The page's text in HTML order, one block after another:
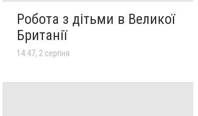
Робота з дітьми в Великої
Британії
14:47, 2 серпня